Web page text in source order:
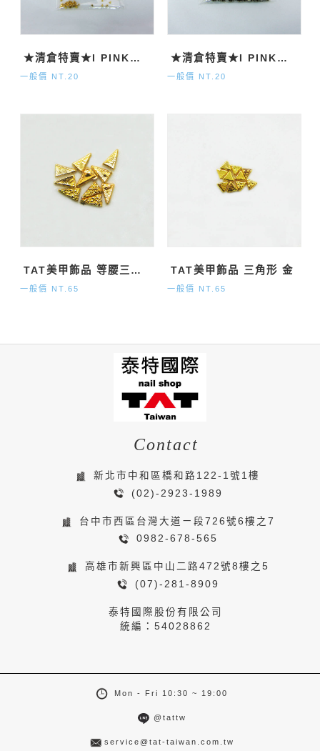
★清倉特賣★I PINK美甲飾品 鉚釘(金)
一般價 NT.20
★清倉特賣★I PINK美甲飾品3mm 包邊鑽(銀)
一般價 NT.20
TAT美甲飾品 等腰三角形 金
一般價 NT.65
TAT美甲飾品 三角形 金
一般價 NT.65
Contact
新北市中和區橋和路122-1號1樓
(02)-2923-1989
台中市西區台灣大道ㄧ段726號6樓之7
0982-678-565
高雄市新興區中山二路472號8樓之5
(07)-281-8909
泰特國際股份有限公司
統編：54028862
Mon - Fri 10:30 ~ 19:00
@tattw
service@tat-taiwan.com.tw